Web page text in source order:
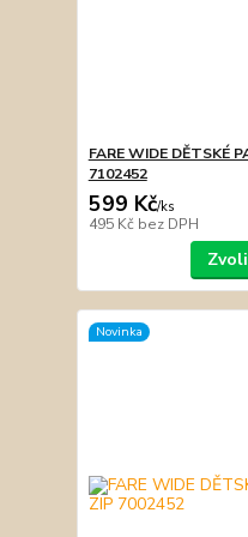
FARE WIDE DĚTSKÉ
7102452
599 Kč/ks
495 Kč bez DPH
Novinka